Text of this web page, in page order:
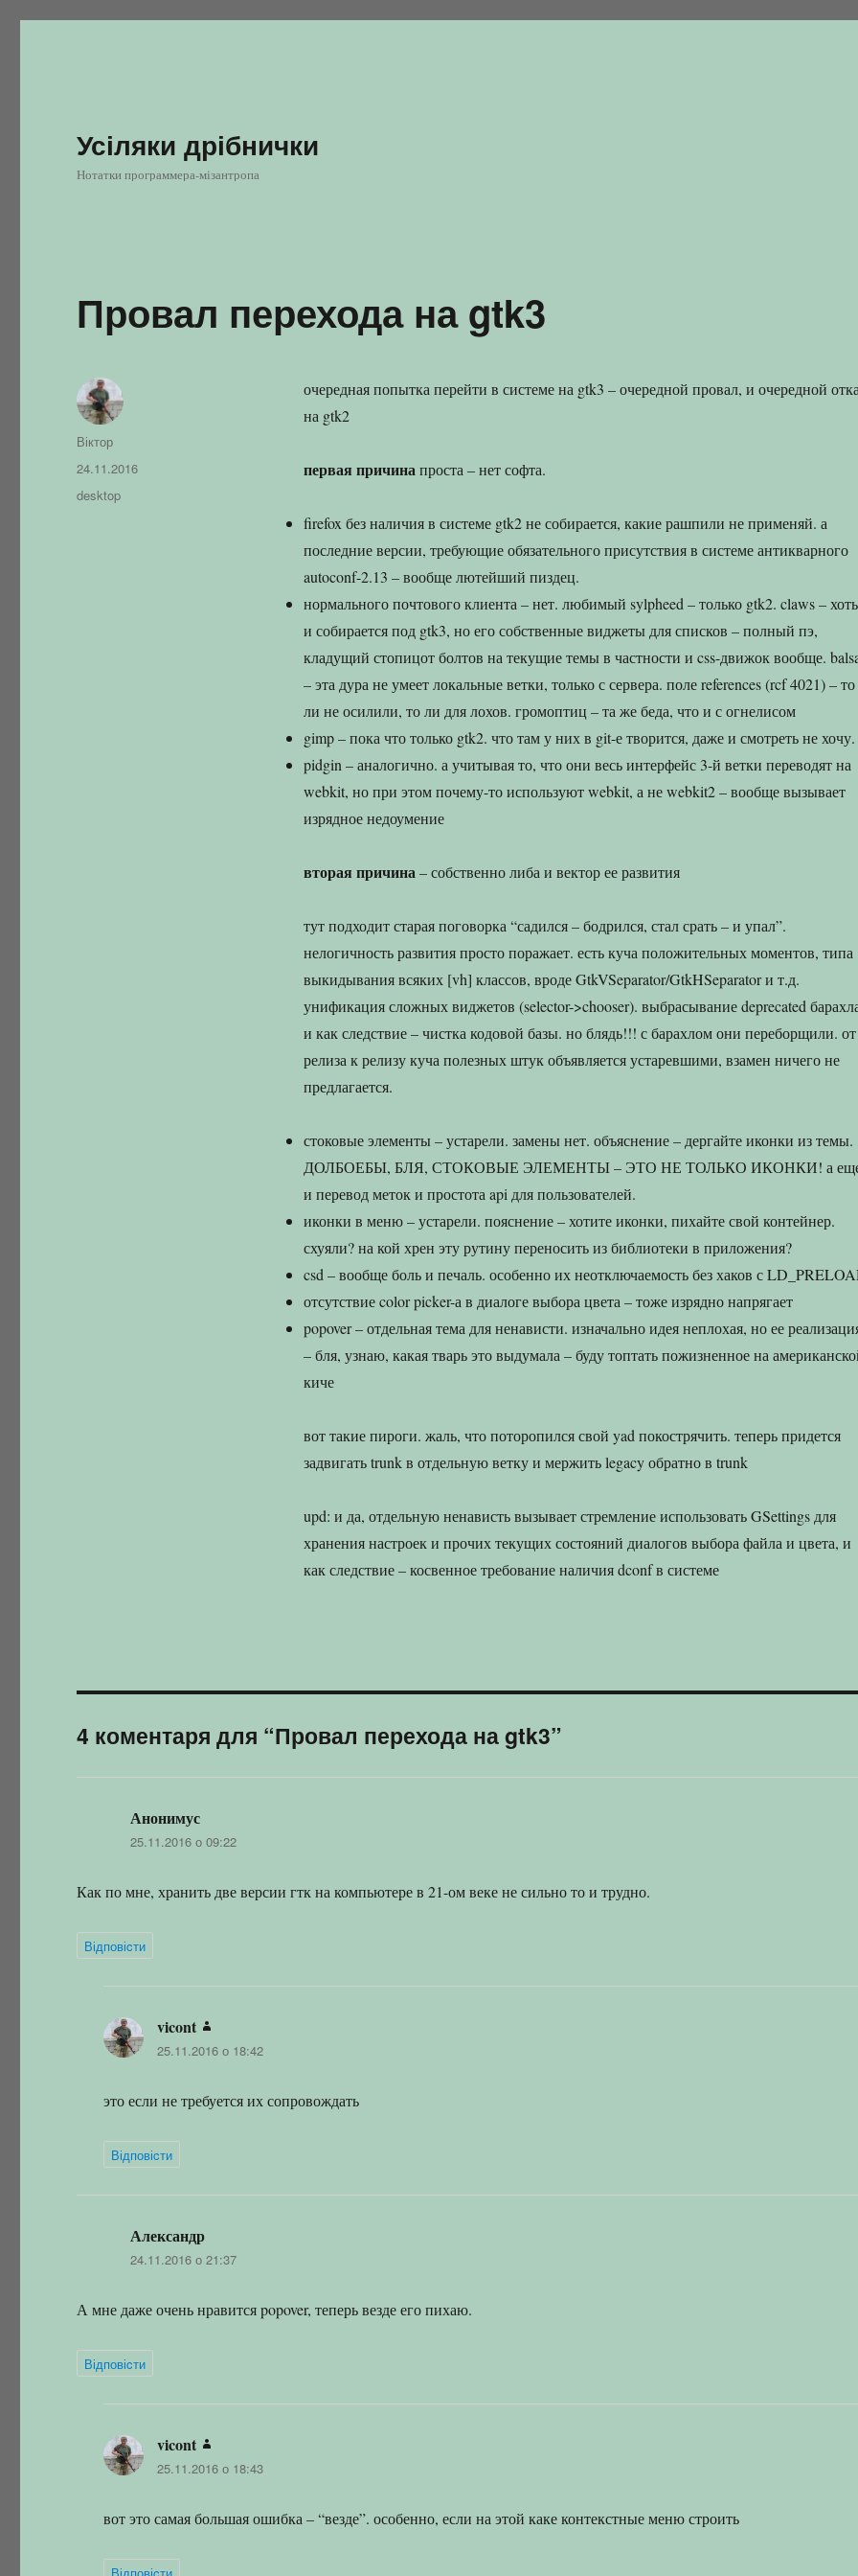
Усіляки дрібнички
Нотатки программера-мізантропа
Провал перехода на gtk3
очередная попытка перейти в системе на gtk3 – очередной провал, и очередной
на gtk2
первая причинапроста – нет софта.
firefox без наличия в системе gtk2 не собирается, какие рашпили не применяй. а
последние версии, требующие обязательного присутствия в системе антикварного
autoconf-2.13 – вообще лютейший пиздец.
нормального почтового клиента – нет. любимый sylpheed – только gtk2. claws – хоть
и собирается под gtk3, но его собственные виджеты для списков – полный пэ,
кладущий стопицот болтов на текущие темы в частности и css-движок вообще.
– эта дура не умеет локальные ветки, только с сервера. поле references (rcf 4021) – то
ли не осилили, то ли для лохов. громоптиц – та же беда, что и с огнелисом
gimp – пока что только gtk2. что там у них в git-е творится, даже и смотреть не хочу.
pidgin – аналогично. а учитывая то, что они весь интерфейс 3-й ветки переводят на
webkit, но при этом почему-то используют webkit, а не webkit2 – вообще вызывает
изрядное недоумение
вторая причина– собственно либа и вектор ее развития
тут подходит старая поговорка “садился – бодрился, стал срать – и упал”.
нелогичность развития просто поражает. есть куча положительных моментов, типа
выкидывания всяких [vh] классов, вроде GtkVSeparator/GtkHSeparator и т.д.
унификация сложных виджетов (selector->chooser). выбрасывание deprecated
и как следствие – чистка кодовой базы. но блядь!!! с барахлом они переборщили. от
релиза к релизу куча полезных штук объявляется устаревшими, взамен ничего не
предлагается.
стоковые элементы – устарели. замены нет. объяснение – дергайте иконки из темы.
ДОЛБОЕБЫ, БЛЯ, СТОКОВЫЕ ЭЛЕМЕНТЫ – ЭТО НЕ ТОЛЬКО ИКОНКИ! а
и перевод меток и простота api для пользователей.
иконки в меню – устарели. пояснение – хотите иконки, пихайте свой контейнер.
схуяли? на кой хрен эту рутину переносить из библиотеки в приложения?
csd – вообще боль и печаль. особенно их неотключаемость без хаков с
отсутствие color picker-а в диалоге выбора цвета – тоже изрядно напрягает
popover – отдельная тема для ненависти. изначально идея неплохая, но ее
– бля, узнаю, какая тварь это выдумала – буду топтать пожизненное на
киче
вот такие пироги. жаль, что поторопился свой yad покострячить. теперь придется
задвигать trunk в отдельную ветку и мержить legacy обратно в trunk
upd: и да, отдельную ненависть вызывает стремление использовать GSettings для
хранения настроек и прочих текущих состояний диалогов выбора файла и цвета, и
как следствие – косвенное требование наличия dconf в системе
Автор
Віктор
Оприлюднено
24.11.2016
Категорії
desktop
4 коментаря для “Провал перехода на gtk3”
Анонимус
25.11.2016 о 09:22
Как по мне, хранить две версии гтк на компьютере в 21-ом веке не сильно то и трудно.
Відповіcти
vicont
25.11.2016 о 18:42
это если не требуется их сопровождать
Відповіcти
Александр
24.11.2016 о 21:37
А мне даже очень нравится popover, теперь везде его пихаю.
Відповіcти
vicont
25.11.2016 о 18:43
вот это самая большая ошибка – “везде”. особенно, если на этой каке контекстные меню строить